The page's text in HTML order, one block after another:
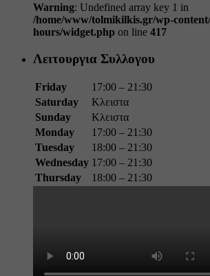
Warning: Undefined array key 1 in
/home/www/tolmikilkis.gr/wp-
hours/widget.php on line 417
Λειτουργια Συλλογου
Friday
17:00 – 21:30
Saturday
Κλειστα
Sunday
Κλειστα
Monday
17:00 – 21:30
Tuesday
18:00 – 21:30
Wednesday 17:00 – 21:30
Thursday
18:00 – 21:30